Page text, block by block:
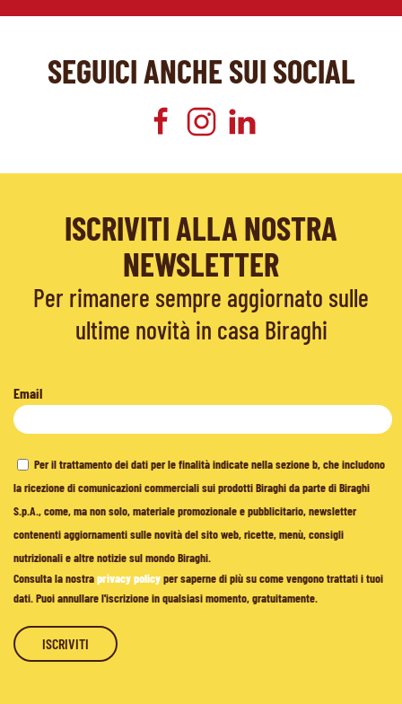
SEGUICI ANCHE SUI SOCIAL
ISCRIVITI ALLA NOSTRA
NEWSLETTER
Per rimanere sempre aggiornato sulle
ultime novità in casa Biraghi
Email
Per il trattamento dei dati per le finalità indicate nella sezione b, che includono
la ricezione di comunicazioni commerciali sui prodotti Biraghi da parte di Biraghi
S.p.A., come, ma non solo, materiale promozionale e pubblicitario, newsletter
contenenti aggiornamenti sulle novità del sito web, ricette, menù, consigli
nutrizionali e altre notizie sul mondo Biraghi.
Consulta la nostraprivacy policyper saperne di più su come vengono trattati i tuoi
dati. Puoi annullare l'iscrizione in qualsiasi momento, gratuitamente.